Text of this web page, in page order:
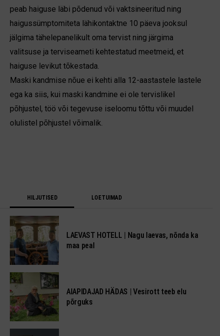
peab haiguse läbi põdenud või vaktsineeritud ning
haigussümptomiteta lähikontaktne 10 päeva jooksul
jälgima tähelepanelikult oma tervist ning järgima
valitsuse ja terviseameti kehtestatud meetmeid, et
haiguse levikut tõkestada.
Maski kandmise nõue ei kehti alla 12-aastastele lastele
ega ka siis, kui maski kandmine ei ole tervislikel
põhjustel, töö või tegevuse iseloomu tõttu või muudel
olulistel põhjustel võimalik.
HILJUTISED LOETUIMAD
LAEVAST HOTELL | Nagu laevas, nõnda ka
maa peal
AIAPIDAJAD HÄDAS | Vesirott teeb elu
põrguks